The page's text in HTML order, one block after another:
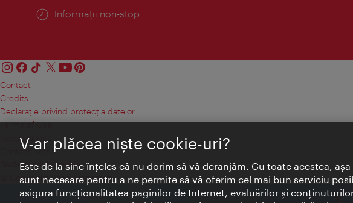
Informații non-stop
Contact
Credits
Declaraţie privind protecţia datelor
Terms of Use
Accesibilitate
Contact presa
Setări module cookie
© Copyright Wien Tourismus
V-ar plăcea nişte cookie-uri?
Este de la sine înţeles că nu dorim să vă deranjăm. Cu toate acestea,
sunt necesare pentru a ne permite să vă oferim cel mai bun serviciu
asigura funcţionalitatea paginilor de Internet, evaluărilor şi